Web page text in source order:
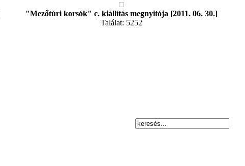
"Mezőtúri korsók" c. kiállítás megnyitója [2011. 06. 30.]
Találat: 5252